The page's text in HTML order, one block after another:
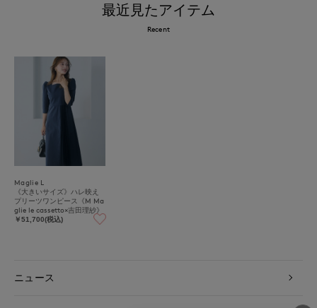
最近見たアイテム
Recent
Maglie L
《大きいサイズ》ハレ映え
プリーツワンピース《M Ma
glie le cassetto×吉田理紗》
￥51,700(税込)
ニュース